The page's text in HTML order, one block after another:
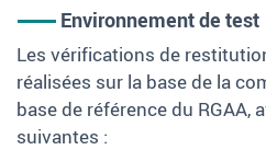
Environnement de test
Les vérifications de
réalisées sur la base de la
base de référence du RGAA,
suivantes :